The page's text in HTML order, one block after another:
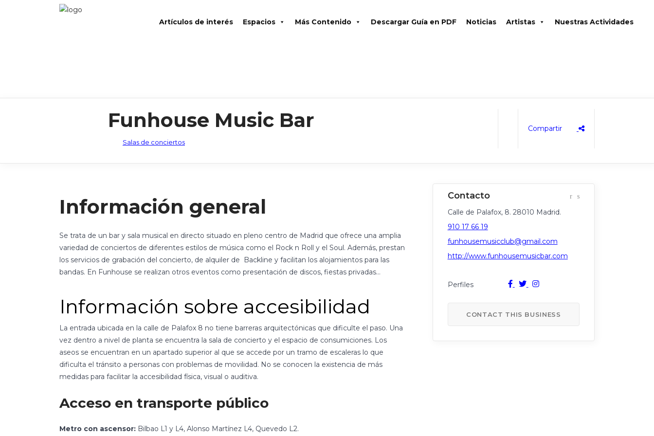
Artículos de interés Espacios Más Contenido Descargar Guía en PDF Noticias Artistas Nuestras Actividades
Funhouse Music Bar
Salas de conciertos
Información general
Se trata de un bar y sala musical en directo situado en pleno centro de Madrid que ofrece una amplia
variedad de conciertos de diferentes estilos de música como el Rock n Roll y el Soul. Además, prestan
los servicios de grabación del concierto, de alquiler de Backline y facilitan los alojamientos para las
bandas. En Funhouse se realizan otros eventos como presentación de discos, fiestas privadas…
Información sobre accesibilidad
La entrada ubicada en la calle de Palafox 8 no tiene barreras arquitectónicas que dificulte el paso. Una
vez dentro a nivel de planta se encuentra la sala de concierto y el espacio de consumiciones. Los
aseos se encuentran en un apartado superior al que se accede por un tramo de escaleras lo que
dificulta el tránsito a personas con problemas de movilidad. No se conocen la existencia de más
medidas para facilitar la accesibilidad física, visual o auditiva.
Acceso en transporte público
Metro con ascensor: Bilbao L1 y L4, Alonso Martínez L4, Quevedo L2.
Calle de Palafox, 8. 28010 Madrid.
910 17 66 19
funhousemusicclub@gmail.com
http://www.funhousemusicbar.com
CONTACT THIS BUSINESS